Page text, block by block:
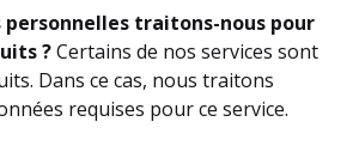
personnelles traitons-nous pour
?Certains de nos services sont
Dans ce cas, nous traitons
requises pour ce service.